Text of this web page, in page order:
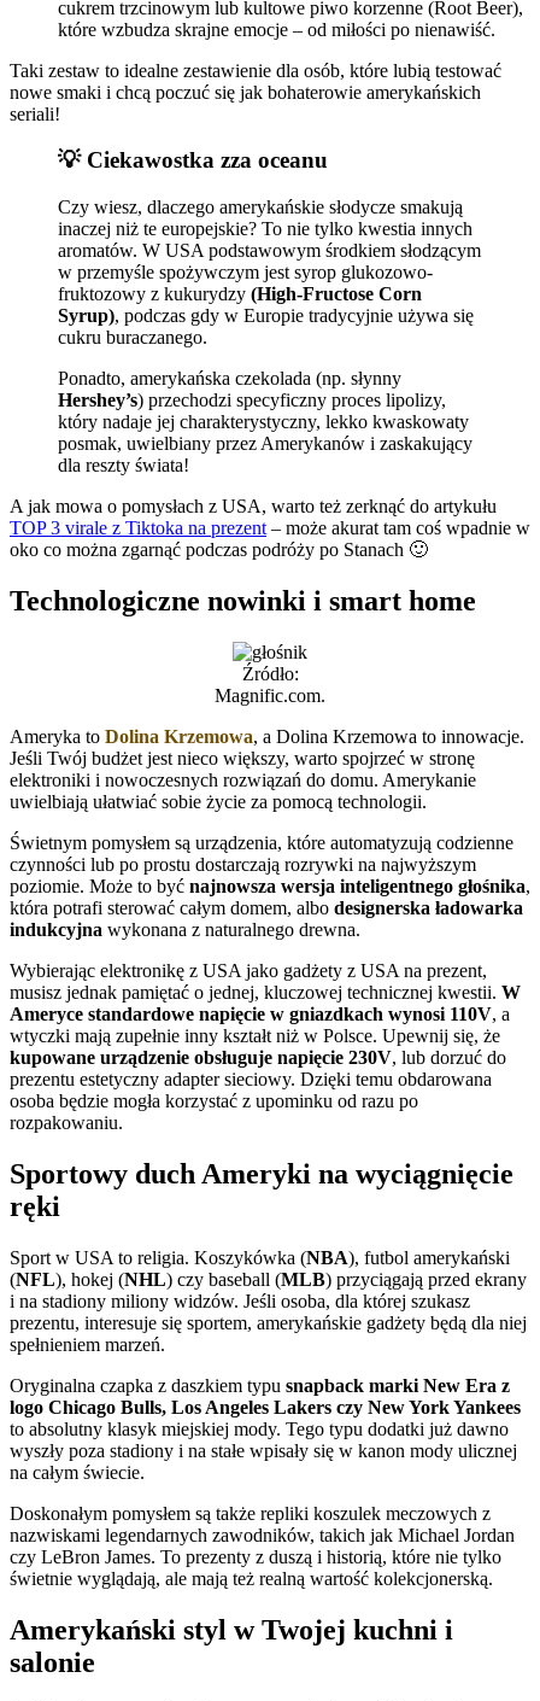
cukrem trzcinowym lub kultowe piwo korzenne (Root Beer),
które wzbudza skrajne emocje – od miłości po nienawiść.
Taki zestaw to idealne zestawienie dla osób, które lubią testować
nowe smaki i chcą poczuć się jak bohaterowie amerykańskich
seriali!
💡 Ciekawostka zza oceanu
Czy wiesz, dlaczego amerykańskie słodycze smakują
inaczej niż te europejskie? To nie tylko kwestia innych
aromatów. W USA podstawowym środkiem słodzącym
w przemyśle spożywczym jest syrop glukozowo-
fruktozowy z kukurydzy (High-Fructose Corn
Syrup), podczas gdy w Europie tradycyjnie używa się
cukru buraczanego.
Ponadto, amerykańska czekolada (np. słynny
Hershey’s) przechodzi specyficzny proces lipolizy,
który nadaje jej charakterystyczny, lekko kwaskowaty
posmak, uwielbiany przez Amerykanów i zaskakujący
dla reszty świata!
A jak mowa o pomysłach z USA, warto też zerknąć do artykułu
TOP 3 virale z Tiktoka na prezent – może akurat tam coś wpadnie w
oko co można zgarnąć podczas podróży po Stanach 🙂
Technologiczne nowinki i smart home
Źródło:
Magnific.com.
Ameryka to Dolina Krzemowa, a Dolina Krzemowa to innowacje.
Jeśli Twój budżet jest nieco większy, warto spojrzeć w stronę
elektroniki i nowoczesnych rozwiązań do domu. Amerykanie
uwielbiają ułatwiać sobie życie za pomocą technologii.
Świetnym pomysłem są urządzenia, które automatyzują codzienne
czynności lub po prostu dostarczają rozrywki na najwyższym
poziomie. Może to być najnowsza wersja inteligentnego głośnika,
która potrafi sterować całym domem, albo designerska ładowarka
indukcyjna wykonana z naturalnego drewna.
Wybierając elektronikę z USA jako gadżety z USA na prezent,
musisz jednak pamiętać o jednej, kluczowej technicznej kwestii. W
Ameryce standardowe napięcie w gniazdkach wynosi 110V, a
wtyczki mają zupełnie inny kształt niż w Polsce. Upewnij się, że
kupowane urządzenie obsługuje napięcie 230V, lub dorzuć do
prezentu estetyczny adapter sieciowy. Dzięki temu obdarowana
osoba będzie mogła korzystać z upominku od razu po
rozpakowaniu.
Sportowy duch Ameryki na wyciągnięcie
ręki
Sport w USA to religia. Koszykówka (NBA), futbol amerykański
(NFL), hokej (NHL) czy baseball (MLB) przyciągają przed ekrany
i na stadiony miliony widzów. Jeśli osoba, dla której szukasz
prezentu, interesuje się sportem, amerykańskie gadżety będą dla niej
spełnieniem marzeń.
Oryginalna czapka z daszkiem typu snapback marki New Era z
logo Chicago Bulls, Los Angeles Lakers czy New York Yankees
to absolutny klasyk miejskiej mody. Tego typu dodatki już dawno
wyszły poza stadiony i na stałe wpisały się w kanon mody ulicznej
na całym świecie.
Doskonałym pomysłem są także repliki koszulek meczowych z
nazwiskami legendarnych zawodników, takich jak Michael Jordan
czy LeBron James. To prezenty z duszą i historią, które nie tylko
świetnie wyglądają, ale mają też realną wartość kolekcjonerską.
Amerykański styl w Twojej kuchni i
salonie